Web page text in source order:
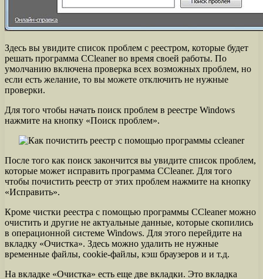
Здесь вы увидите список проблем с реестром, которые будет
решать программа CCleaner во время своей работы. По
умолчанию включена проверка всех возможных проблем, но
если есть желание, то вы можете отключить не нужные
проверки.
Для того чтобы начать поиск проблем в реестре Windows
нажмите на кнопку «Поиск проблем».
После того как поиск закончится вы увидите список проблем,
которые может исправить программа CCleaner. Для того
чтобы почистить реестр от этих проблем нажмите на кнопку
«Исправить».
Кроме чистки реестра с помощью программы CCleaner можно
очистить и другие не актуальные данные, которые скопились
в операционной системе Windows. Для этого перейдите на
вкладку «Очистка». Здесь можно удалить не нужные
временные файлы, cookie-файлы, кэш браузеров и и т.д.
На вкладке «Очистка» есть еще две вкладки. Это вкладка